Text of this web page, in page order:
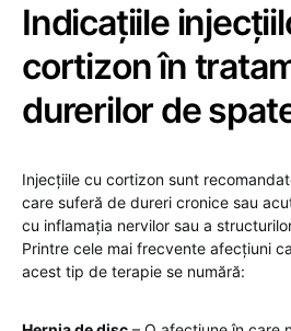
Indicațiile
cortizon în
durerilor de
Injecțiile cu cortizon sunt
care suferă de dureri cronice sau
cu inflamația nervilor sau a
Printre cele mai frecvente afecțiuni
acest tip de terapie se numără: